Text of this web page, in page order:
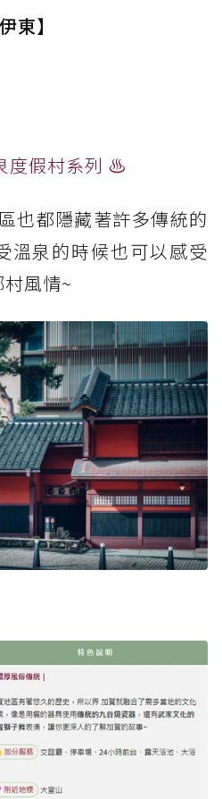
東】
度假村系列 ♨️
也都隱藏著許多傳統的
溫泉的時候也可以感受
風情~